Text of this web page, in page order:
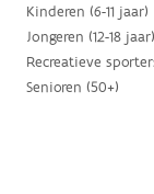
Kinderen (6-11 jaar)
Jongeren (12-18 jaar)
Recreatieve
Senioren (50+)